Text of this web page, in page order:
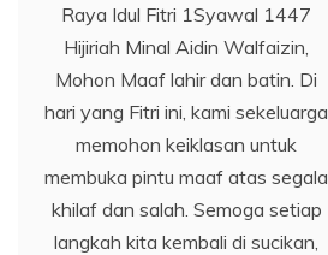
Raya Idul Fitri 1Syawal 1447
Hijiriah Minal Aidin Walfaizin,
Mohon Maaf lahir dan batin. Di
hari yang Fitri ini, kami sekeluarga
memohon keiklasan untuk
membuka pintu maaf atas segala
khilaf dan salah. Semoga setiap
langkah kita kembali di sucikan,